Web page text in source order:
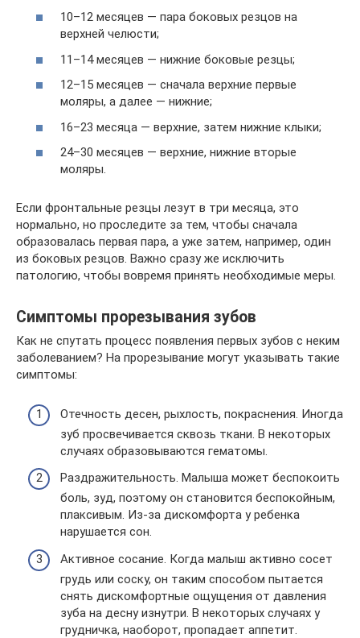
10–12 месяцев — пара боковых резцов на
верхней челюсти;
11–14 месяцев — нижние боковые резцы;
12–15 месяцев — сначала верхние первые
моляры, а далее — нижние;
16–23 месяца — верхние, затем нижние клыки;
24–30 месяцев — верхние, нижние вторые
моляры.
Если фронтальные резцы лезут в три месяца, это
нормально, но проследите за тем, чтобы сначала
образовалась первая пара, а уже затем, например, один
из боковых резцов. Важно сразу же исключить
патологию, чтобы вовремя принять необходимые меры.
Симптомы прорезывания зубов
Как не спутать процесс появления первых зубов с неким
заболеванием? На прорезывание могут указывать такие
симптомы:
Отечность десен, рыхлость, покраснения. Иногда
зуб просвечивается сквозь ткани. В некоторых
случаях образовываются гематомы.
Раздражительность. Малыша может беспокоить
боль, зуд, поэтому он становится беспокойным,
плаксивым. Из-за дискомфорта у ребенка
нарушается сон.
Активное сосание. Когда малыш активно сосет
грудь или соску, он таким способом пытается
снять дискомфортные ощущения от давления
зуба на десну изнутри. В некоторых случаях у
грудничка, наоборот, пропадает аппетит.